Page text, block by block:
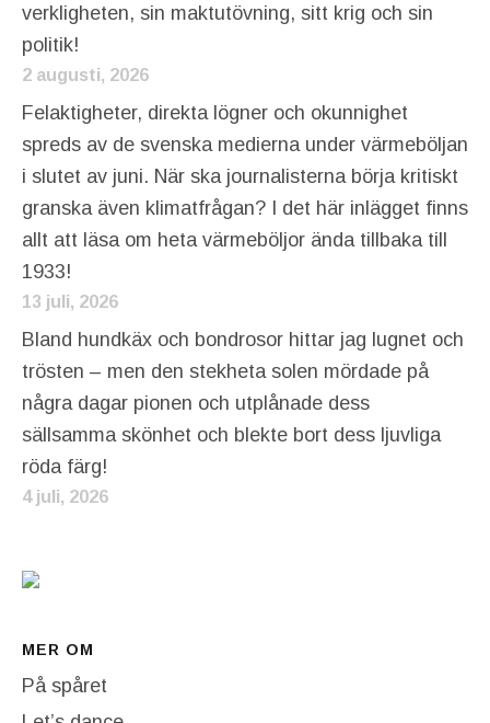
verkligheten, sin maktutövning, sitt krig och sin
politik!
2 augusti, 2026
Felaktigheter, direkta lögner och okunnighet
spreds av de svenska medierna under värmeböljan
i slutet av juni. När ska journalisterna börja kritiskt
granska även klimatfrågan? I det här inlägget finns
allt att läsa om heta värmeböljor ända tillbaka till
1933!
13 juli, 2026
Bland hundkäx och bondrosor hittar jag lugnet och
trösten – men den stekheta solen mördade på
några dagar pionen och utplånade dess
sällsamma skönhet och blekte bort dess ljuvliga
röda färg!
4 juli, 2026
MER OM
På spåret